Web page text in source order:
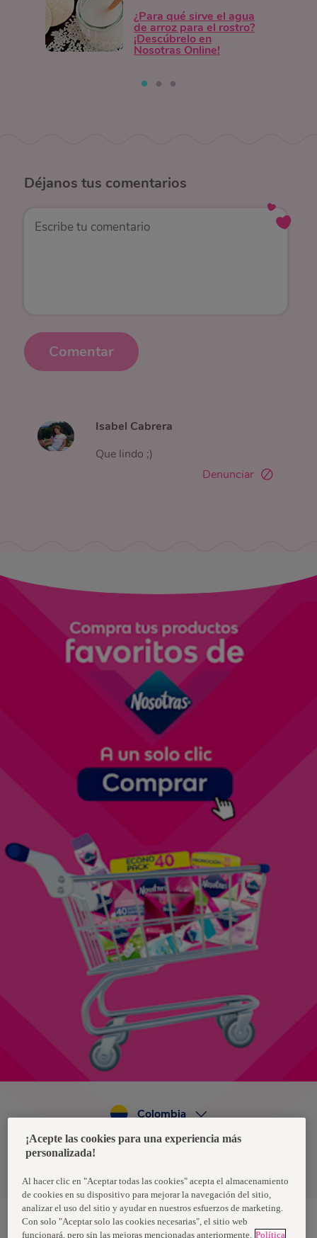
¿Para qué sirve el agua
de arroz para el rostro?
¡Descúbrelo en
Nosotras Online!
Déjanos tus comentarios
Comentar
Isabel Cabrera
Que lindo ;)
Denunciar
Política de privacidad de datos
Colombia
¡Acepte las cookies para una experiencia más
personalizada!
Al hacer clic en "Aceptar todas las cookies" acepta el almacenamiento
de cookies en su dispositivo para mejorar la navegación del sitio,
analizar el uso del sitio y ayudar en nuestros esfuerzos de marketing.
Con solo "Aceptar solo las cookies necesarias", el sitio web
funcionará, pero sin las mejoras mencionadas anteriormente. Política